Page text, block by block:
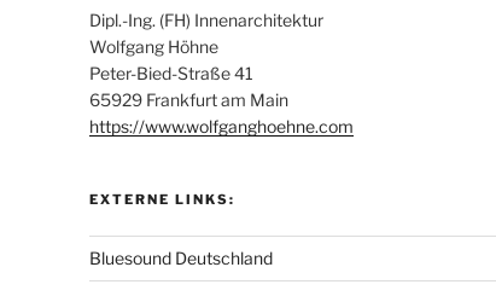
Dipl.-Ing. (FH) Innenarchitektur
Wolfgang Höhne
Peter-Bied-Straße 41
65929 Frankfurt am Main
https://www.wolfganghoehne.com
EXTERNE LINKS:
Bluesound Deutschland